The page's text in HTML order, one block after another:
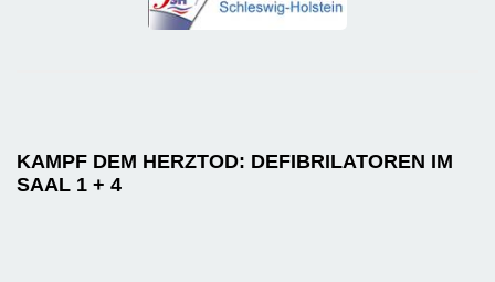
KAMPF DEM HERZTOD: DEFIBRILATOREN IM
SAAL 1 + 4